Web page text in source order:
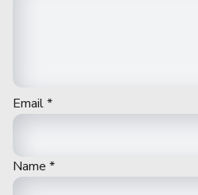
Email*
Name *